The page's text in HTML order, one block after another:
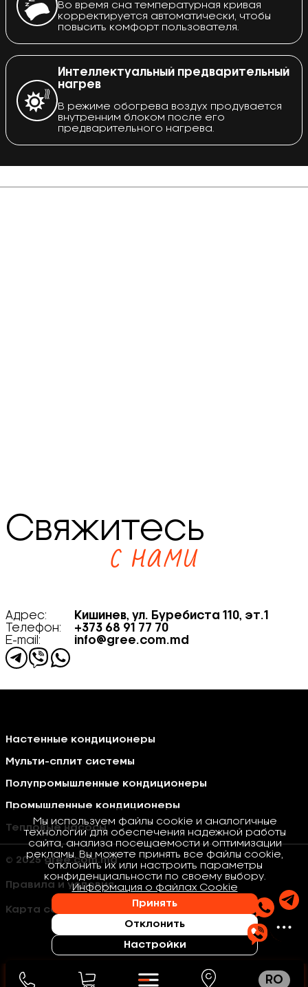
Во время сна температурная кривая
корректируется автоматически, чтобы
повысить комфорт пользователя.
Интеллектуальный предварительный
нагрев
В режиме обогрева воздух продувается
внутренним блоком после его
предварительного нагрева.
RO
Свяжитесь
с нами
Адрес:
Кишинев, ул. Буребиста 110, эт.1
Телефон:
+373 68 91 77 70
E-mail:
info@gree.com.md
Настенные кондиционеры
Мульти-сплит системы
Полупромышленные кондиционеры
Промышленные кондиционеры
Тепловые насосы
© 2025 gree.com.md
Правила и условия
Карта сайта
Мы используем файлы cookie и аналогичные
технологии для обеспечения надежной работы
сайта, анализа посещаемости и оптимизации
рекламы. Вы можете принять все файлы cookie,
отклонить их или настроить параметры
конфиденциальности по своему выбору.
Информация о файлах Cookie
Принять
Отклонить
Настройки